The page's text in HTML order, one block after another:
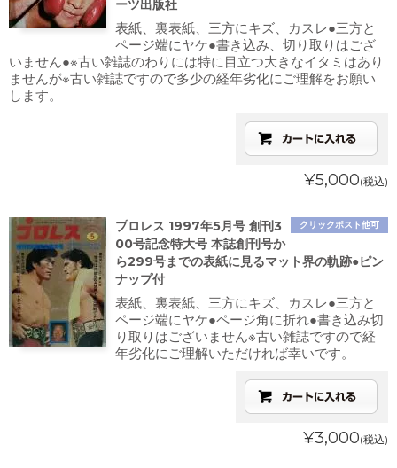
ーツ出版社
表紙、裏表紙、三方にキズ、カスレ●三方と
ページ端にヤケ●書き込み、切り取りはござ
いません●※古い雑誌のわりには特に目立つ大きなイタミはあり
ませんが※古い雑誌ですので多少の経年劣化にご理解をお願い
します。
¥5,000(税込)
クリックポスト他可
プロレス 1997年5月号 創刊3
00号記念特大号 本誌創刊号か
ら299号までの表紙に見るマット界の軌跡●ピン
ナップ付
表紙、裏表紙、三方にキズ、カスレ●三方と
ページ端にヤケ●ページ角に折れ●書き込み切
り取りはございません※古い雑誌ですので経
年劣化にご理解いただければ幸いです。
¥3,000(税込)